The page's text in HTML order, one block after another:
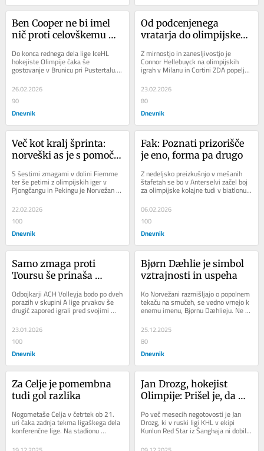
Ben Cooper ne bi imel
nič proti celovškemu
Do konca rednega dela lige IceHL
hokejiste Olimpije čaka še
gostovanje v Brunicu pri Pustertalu.
Tekma bo odločala o petem ali
šestem mestu. Po...
26.02.2026
90
Dnevnik
Od podcenjenega
vratarja do olimpijskega
Z mirnostjo in zanesljivostjo je
Connor Hellebuyck na olimpijskih
igrah v Milanu in Cortini ZDA popeljal
do prvega zlata v hokeju na ledu po
letu...
23.02.2026
80
Dnevnik
Več kot kralj šprinta:
norveški as je s pomočjo
vseh časov
S šestimi zmagami v dolini Fiemme
ter še petimi z olimpijskih iger v
Pjongčangu in Pekingu je Norvežan
Johannes Hoesflot Klæbo spisal
novo...
22.02.2026
100
Dnevnik
Fak: Poznati prizorišče
je eno, forma pa drugo
Z nedeljsko preizkušnjo v mešanih
štafetah se bo v Anterselvi začel boj
za olimpijske kolajne tudi v biatlonu,
kjer v slovenskem taboru vlada...
06.02.2026
100
Dnevnik
Samo zmaga proti
Toursu še prinaša
Odbojkarji ACH Volleyja bodo po dveh
porazih v skupini A lige prvakov še
drugič zapored igrali pred svojimi
navijači. V dvorano Tivoli v četrtek...
23.01.2026
100
Dnevnik
Bjørn Dæhlie je simbol
vztrajnosti in uspeha
Ko Norvežani razmišljajo o popolnem
tekaču na smučeh, se vedno vrnejo k
enemu imenu, Bjørnu Dæhlieju. Ne le
zaradi osmih zlatih olimpijskih...
25.12.2025
80
Dnevnik
Za Celje je pomembna
tudi gol razlika
Nogometaše Celja v četrtek ob 21.
uri čaka zadnja tekma ligaškega dela
konferenčne lige. Na stadionu
Z'dežele bo gostoval irski
Shelbourne, v...
Jan Drozg, hokejist
Olimpije: Prišel je, da
Po več mesecih negotovosti je Jan
Drozg, ki v ruski ligi KHL v ekipi
Kunlun Red Star iz Šanghaja ni dobil
priložnosti, rešil vprašanje, kje bo...